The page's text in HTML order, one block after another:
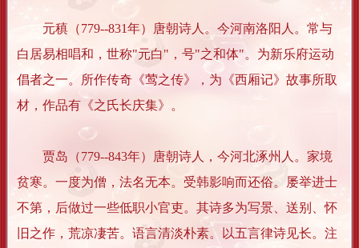
元稹（779--831年）唐朝诗人。今河南洛阳人。常与
白居易相唱和，世称"元白"，号"之和体"。为新乐府运动
倡者之一。所作传奇《莺之传》，为《西厢记》故事所取
材，作品有《之氏长庆集》。
贾岛（779--843年）唐朝诗人，今河北涿州人。家境
贫寒。一度为僧，法名无本。受韩影响而还俗。屡举进士
不第，后做过一些低职小官吏。其诗多为写景、送别、怀
旧之作，荒凉凄苦。语言清淡朴素。以五言律诗见长。注